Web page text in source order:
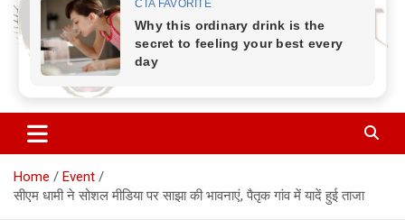
Corbett Halchal (कॉर्बेट हलचल)
Home
Event
सीएम धामी ने सोशल मीडिया पर साझा की भावनाएं, पैतृक गांव में यादें हुई ताजा